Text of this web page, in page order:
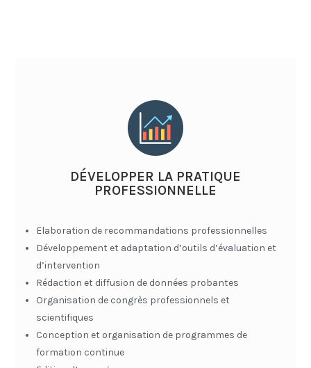
DÉVELOPPER LA PRATIQUE
PROFESSIONNELLE
Elaboration de recommandations professionnelles
Développement et adaptation d’outils d’évaluation et
d’intervention
Rédaction et diffusion de données probantes
Organisation de congrès professionnels et
scientifiques
Conception et organisation de programmes de
formation continue